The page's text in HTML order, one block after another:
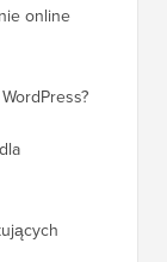
online